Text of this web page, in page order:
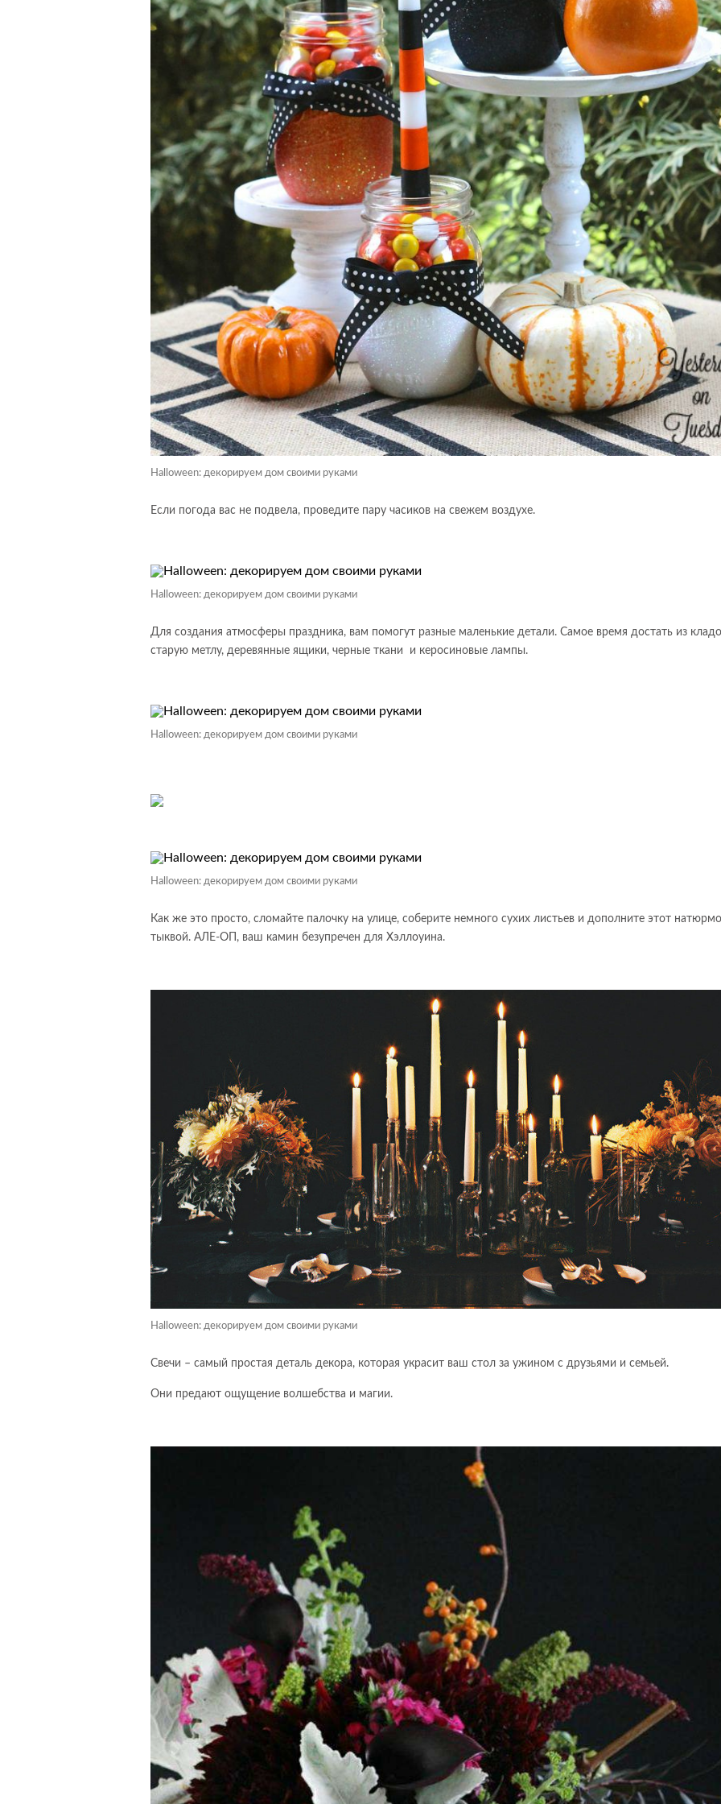
Halloween: декорируем дом своими руками
Если погода вас не подвела, проведите пару часиков на свежем воздухе.
Halloween: декорируем дом своими руками
Для создания атмосферы праздника, вам помогут разные маленькие детали. Самое время достать из
старую метлу, деревянные ящики, черные ткани и керосиновые лампы.
Halloween: декорируем дом своими руками
Halloween: декорируем дом своими руками
Как же это просто, сломайте палочку на улице, соберите немного сухих листьев и дополните этот
тыквой. АЛЕ-ОП, ваш камин безупречен для Хэллоуина.
Halloween: декорируем дом своими руками
Свечи – самый простая деталь декора, которая украсит ваш стол за ужином с друзьями и семьей.
Они предают ощущение волшебства и магии.